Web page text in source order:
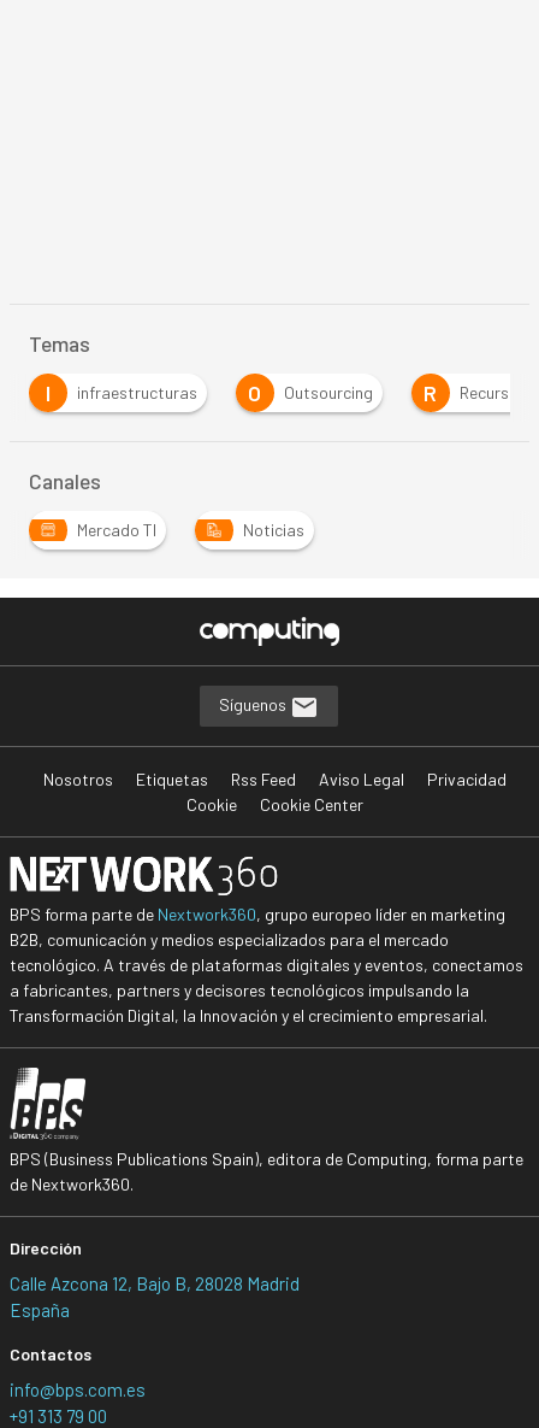
Temas
I
infraestructuras O Outsourcing R Recursos
Canales
Mercado TI Noticias
Síguenos
Nosotros Etiquetas Rss Feed Aviso Legal
Privacidad
Cookie
Cookie Center
BPS forma parte de Nextwork360, grupo europeo líder en marketing
B2B, comunicación y medios especializados para el mercado
tecnológico. A través de plataformas digitales y eventos, conectamos
a fabricantes, partners y decisores tecnológicos impulsando la
Transformación Digital, la Innovación y el crecimiento empresarial.
BPS (Business Publications Spain), editora de Computing, forma parte
de Nextwork360.
Dirección
Calle Azcona 12, Bajo B, 28028 Madrid
España
Contactos
info@bps.com.es
+91 313 79 00